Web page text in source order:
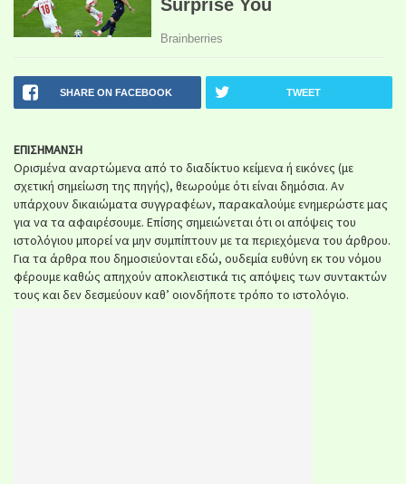
SHARE ON FACEBOOK TWEET
ΕΠΙΣΗΜΑΝΣΗ
Ορισμένα αναρτώμενα από το διαδίκτυο κείμενα ή εικόνες (με
σχετική σημείωση της πηγής), θεωρούμε ότι είναι δημόσια. Αν
υπάρχουν δικαιώματα συγγραφέων, παρακαλούμε ενημερώστε μας
για να τα αφαιρέσουμε. Επίσης σημειώνεται ότι οι απόψεις του
ιστολόγιου μπορεί να μην συμπίπτουν με τα περιεχόμενα του άρθρου.
Για τα άρθρα που δημοσιεύονται εδώ, ουδεμία ευθύνη εκ του νόμου
φέρουμε καθώς απηχούν αποκλειστικά τις απόψεις των συντακτών
τους και δεν δεσμεύουν καθ’ οιονδήποτε τρόπο το ιστολόγιο.